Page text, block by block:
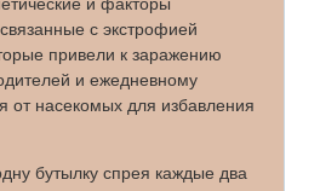
с экстрофией
привели к заражению
и ежедневному
от насекомых для избавления
бутылку спрея каждые два